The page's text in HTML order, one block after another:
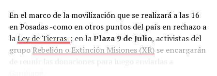
En el marco de la movilización que se realizará a las 16
en Posadas -como en otros puntos del país en rechazo a
laLey de Tierras-; en laPlaza 9 de Julio, activistas del
grupo Rebelión o Extinción Misiones (XR)se encargarán
de reunir las donaciones para luego enviarlas a